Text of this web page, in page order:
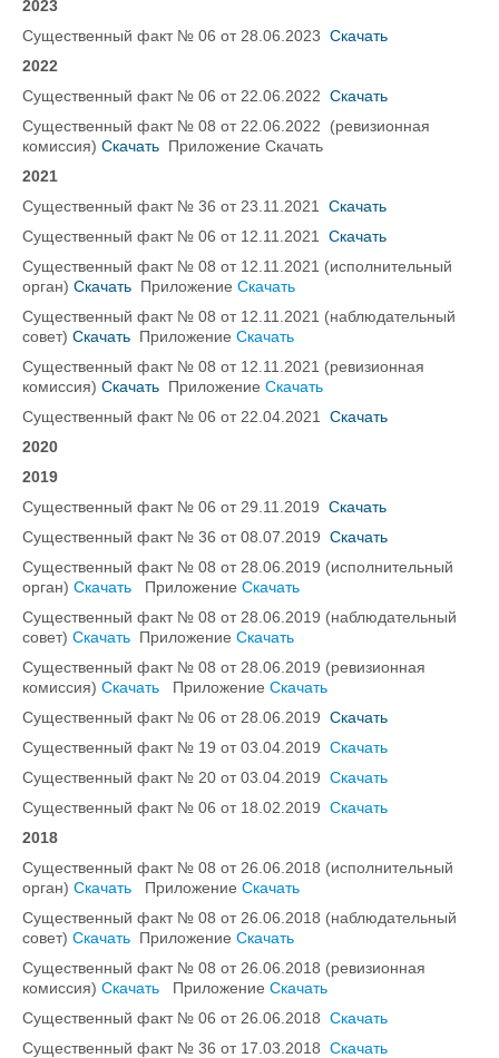
2023
Существенный факт № 06 от 28.06.2023 Скачать
2022
Существенный факт № 06 от 22.06.2022 Скачать
Существенный факт № 08 от 22.06.2022 (ревизионная
комиссия) Скачать Приложение Скачать
2021
Существенный факт № 36 от 23.11.2021 Скачать
Существенный факт № 06 от 12.11.2021 Скачать
Существенный факт № 08 от 12.11.2021 (исполнительный
орган) Скачать Приложение Скачать
Существенный факт № 08 от 12.11.2021 (наблюдательный
совет) Скачать Приложение Скачать
Существенный факт № 08 от 12.11.2021 (ревизионная
комиссия) Скачать Приложение Скачать
Существенный факт № 06 от 22.04.2021 Скачать
2020
2019
Существенный факт № 06 от 29.11.2019 Скачать
Существенный факт № 36 от 08.07.2019 Скачать
Существенный факт № 08 от 28.06.2019 (исполнительный
орган) Скачать Приложение Скачать
Существенный факт № 08 от 28.06.2019 (наблюдательный
совет) Скачать Приложение Скачать
Существенный факт № 08 от 28.06.2019 (ревизионная
комиссия) Скачать Приложение Скачать
Существенный факт № 06 от 28.06.2019 Скачать
Существенный факт № 19 от 03.04.2019 Скачать
Существенный факт № 20 от 03.04.2019 Скачать
Существенный факт № 06 от 18.02.2019 Скачать
2018
Существенный факт № 08 от 26.06.2018 (исполнительный
орган) Скачать Приложение Скачать
Существенный факт № 08 от 26.06.2018 (наблюдательный
совет) Скачать Приложение Скачать
Существенный факт № 08 от 26.06.2018 (ревизионная
комиссия) Скачать Приложение Скачать
Существенный факт № 06 от 26.06.2018 Скачать
Существенный факт № 36 от 17.03.2018 Скачать